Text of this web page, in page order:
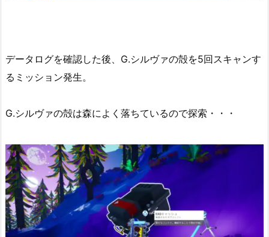
データログを確認した後、G.シルヴァの殻を5回スキャンす
るミッション発生。
G.シルヴァの殻は森によく落ちているので探索・・・